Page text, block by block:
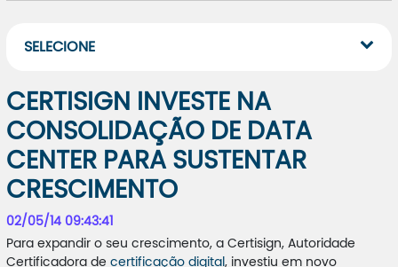
SELECIONE
CERTISIGN INVESTE NA
CONSOLIDAÇÃO DE DATA
CENTER PARA SUSTENTAR
CRESCIMENTO
02/05/14 09:43:41
Para expandir o seu crescimento, a Certisign, Autoridade
Certificadora de certificação digital , investiu em novo